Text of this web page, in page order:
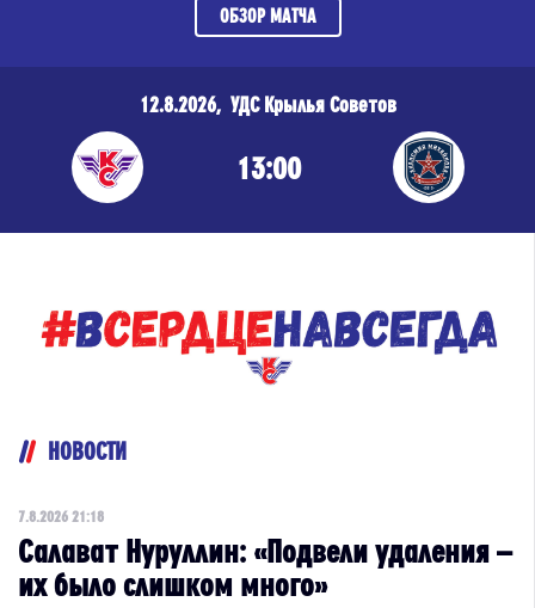
ОБЗОР МАТЧА
12.8.2026, УДС Крылья Советов
13:00
НОВОСТИ
7.8.2026 21:18
Салават Нуруллин: «Подвели удаления –
их было слишком много»